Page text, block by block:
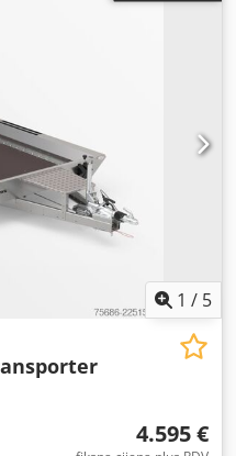
1 / 5
4.595 €